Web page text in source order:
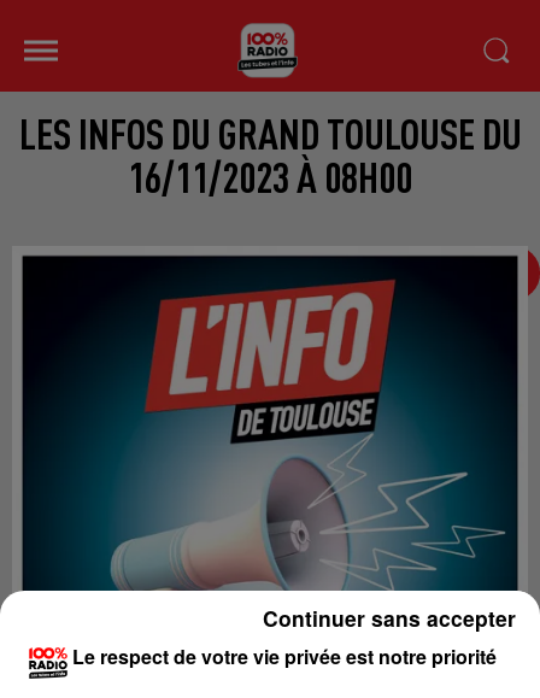
LES INFOS DU GRAND TOULOUSE DU
16/11/2023 À 08H00
Le respect de votre vie privée est notre priorité
Continuer sans accepter